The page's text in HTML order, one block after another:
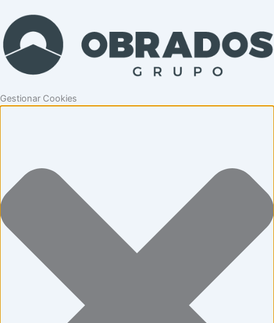
Gestionar Cookies